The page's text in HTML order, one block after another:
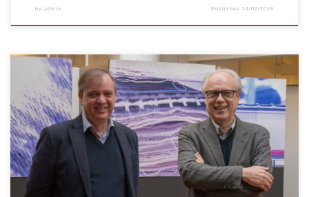
by admin Published 14/02/2019
Jaime Isidoro Naylor Rocha Gomes, Professor Catedrático do Departamento de Engenharia
Têxtil da EEUM, foi eleito diretor do Departamento de Engenharia Têxtil para o biénio 2019-
2021, no passado dia 12 de fevereiro. A equipa da direção conta ainda com António Pedro
Garcia Valadares Souto, Professor Auxiliar do DET, como diretor-adjunto. […]